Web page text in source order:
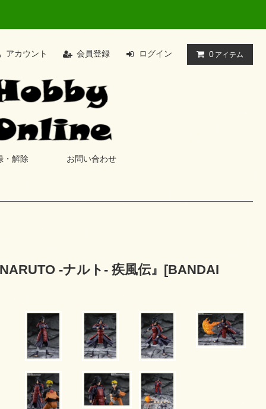
アカウント 会員登録 ログイン 0 アイテム
・解除 お問い合わせ
-ナルト- 疾風伝』[BANDAI